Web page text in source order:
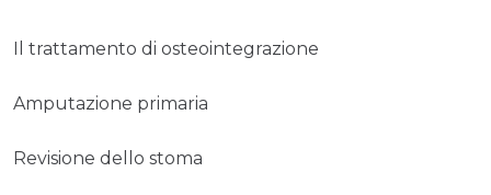
Il trattamento di osteointegrazione
Amputazione primaria
Revisione dello stoma